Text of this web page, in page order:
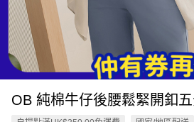
OB 純棉牛仔後腰鬆緊開釦